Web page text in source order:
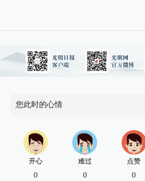
您此时的心情
开心
0
难过
0
点赞
0